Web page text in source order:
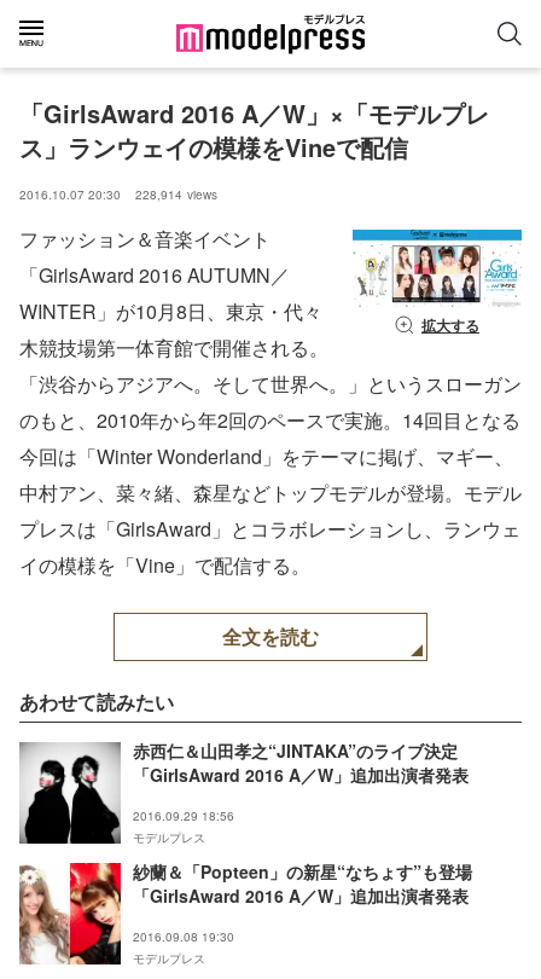
「GirlsAward 2016 A／W」×「モデルプレ
ス」ランウェイの模様をVineで配信
2016.10.07 20:30 228,914 views
拡大する
ファッション＆音楽イベント
「GirlsAward 2016 AUTUMN／
WINTER」が10月8日、東京・代々
木競技場第一体育館で開催される。
「渋谷からアジアへ。そして世界へ。」というスローガン
のもと、2010年から年2回のペースで実施。14回目となる
今回は「Winter Wonderland」をテーマに掲げ、マギー、
中村アン、菜々緒、森星などトップモデルが登場。モデル
プレスは「GirlsAward」とコラボレーションし、ランウェ
イの模様を「Vine」で配信する。
全文を読む
あわせて読みたい
赤西仁＆山田孝之“JINTAKA”のライブ決定
「GirlsAward 2016 A／W」追加出演者発表
2016.09.29 18:56
モデルプレス
紗蘭＆「Popteen」の新星“なちょす”も登場
「GirlsAward 2016 A／W」追加出演者発表
2016.09.08 19:30
モデルプレス